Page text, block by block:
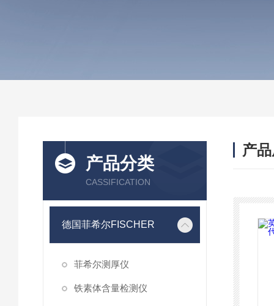
产品分类
CASSIFICATION
德国菲希尔FISCHER
菲希尔测厚仪
铁素体含量检测仪
产